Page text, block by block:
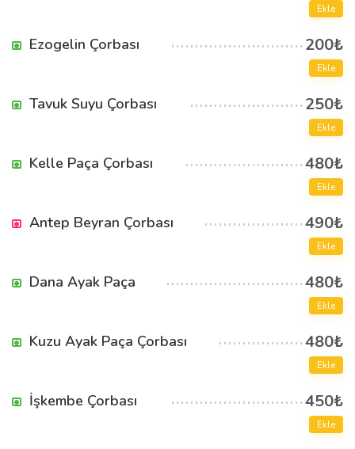
Ekle
Ezogelin Çorbası 200₺
Ekle
Tavuk Suyu Çorbası 250₺
Ekle
Kelle Paça Çorbası 480₺
Ekle
Antep Beyran Çorbası 490₺
Ekle
Dana Ayak Paça 480₺
Ekle
Kuzu Ayak Paça Çorbası 480₺
Ekle
İşkembe Çorbası 450₺
Ekle